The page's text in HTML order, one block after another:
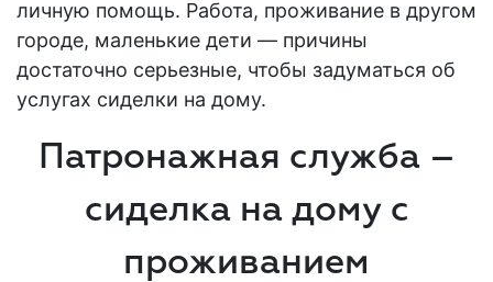
личную помощь. Работа, проживание в другом
городе, маленькие дети — причины
достаточно серьезные, чтобы задуматься об
услугах сиделки на дому.
Патронажная служба –
сиделка на дому с
проживанием